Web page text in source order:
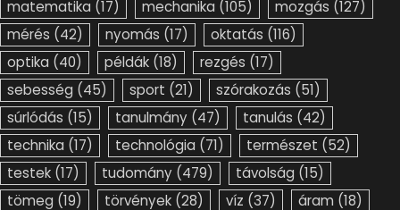
matematika (17) mechanika (105) mozgás (127)
mérés (42) nyomás (17) oktatás (116)
optika (40) példák (18) rezgés (17)
sebesség (45) sport (21) szórakozás (51)
súrlódás (15) tanulmány (47) tanulás (42)
technika (17) technológia (71) természet (52)
testek (17) tudomány (479) távolság (15)
tömeg (19) törvények (28) víz (37) áram (18)